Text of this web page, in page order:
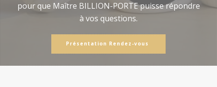
pour que Maître BILLION-PORTE puisse répondre
à vos questions.
Présentation Rendez-vous